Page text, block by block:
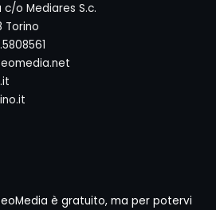
o Mediares S.c.
Torino
è gratuito, ma per potervi